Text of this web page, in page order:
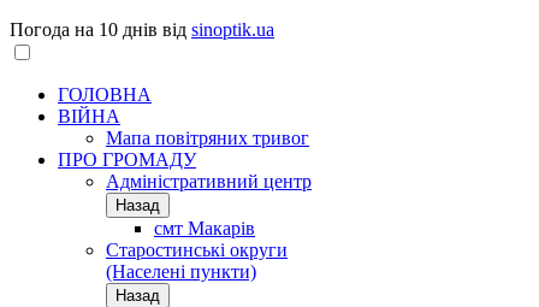
Погода на 10 днів від sinoptik.ua
ГОЛОВНА
ВІЙНА
Мапа повітряних тривог
ПРО ГРОМАДУ
Aдміністративний центр
Назад
смт Макарів
Старостинські округи
(Населені пункти)
Назад